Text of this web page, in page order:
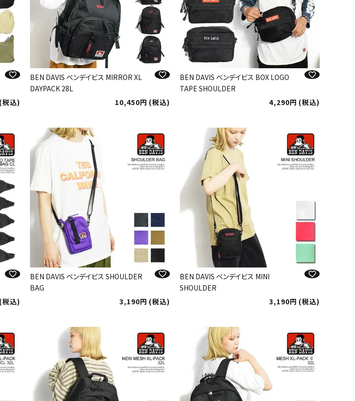
税込
BEN DAVIS ベンデイビス MIRROR XL
DAYPACK 28L
10,450
税込
BEN DAVIS ベンデイビス BOX LOGO
TAPE SHOULDER
4,290
税込
税込
BEN DAVIS ベンデイビス SHOULDER
BAG
3,190
税込
BEN DAVIS ベンデイビス MINI
SHOULDER
3,190
税込